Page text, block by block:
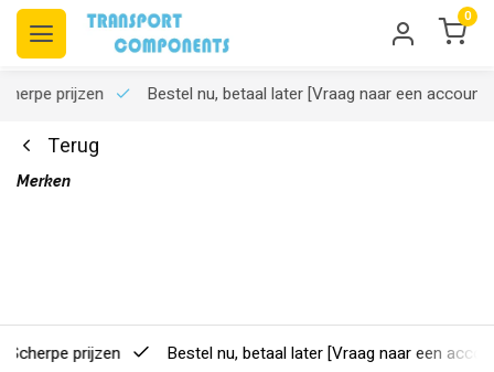
0
prijzen Bestel nu, betaal later[Vraag naar een account]
Terug
Merken
prijzen Bestel nu, betaal later[Vraag naar een account]